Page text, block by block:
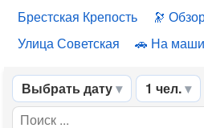
Брестская Крепость
Улица Советская
На
Выбрать дату 1 чел.